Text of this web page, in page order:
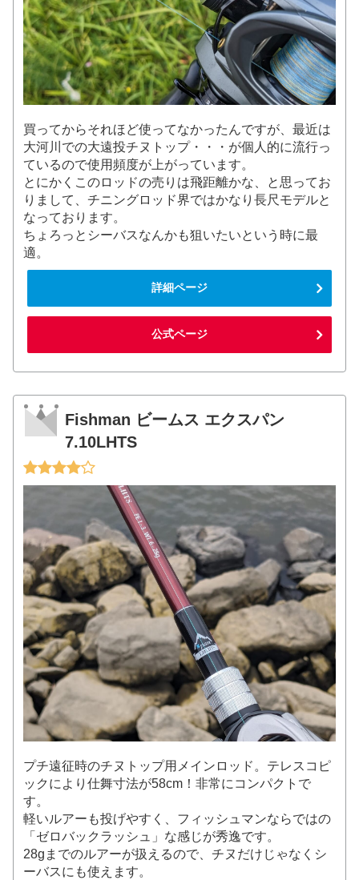
買ってからそれほど使ってなかったんですが、最近は
大河川での大遠投チヌトップ・・・が個人的に流行っ
ているので使用頻度が上がっています。
とにかくこのロッドの売りは飛距離かな、と思ってお
りまして、チニングロッド界ではかなり長尺モデルと
なっております。
ちょろっとシーバスなんかも狙いたいという時に最
適。
詳細ページ
公式ページ
Fishman ビームス エクスパン
7.10LHTS
プチ遠征時のチヌトップ用メインロッド。テレスコピ
ックにより仕舞寸法が58cm！非常にコンパクトで
す。
軽いルアーも投げやすく、フィッシュマンならではの
「ゼロバックラッシュ」な感じが秀逸です。
28gまでのルアーが扱えるので、チヌだけじゃなくシ
ーバスにも使えます。